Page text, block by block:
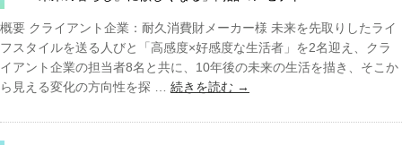
概要 クライアント企業：耐久消費財メーカー様 未来を先取りしたライ
フスタイルを送る人びと「高感度×好感度な生活者」を2名迎え、クラ
イアント企業の担当者8名と共に、10年後の未来の生活を描き、そこか
ら見える変化の方向性を探 … 続きを読む →